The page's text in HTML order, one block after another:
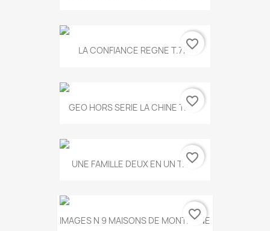
LA CONFIANCE REGNE T.778favorite_border
GEO HORS SERIE LA CHINE T.497
favorite_border
UNE FAMILLE DEUX EN UN T.675
favorite_border
IMAGES N 9 MAISONS DE MONTAGNE
favorite_border